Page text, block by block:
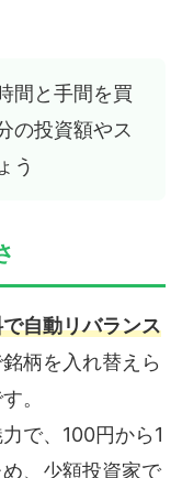
間と手間を買
の投資額やス
う
自動リバランス
柄を入れ替えら
。
で、100円から1
、少額投資家で